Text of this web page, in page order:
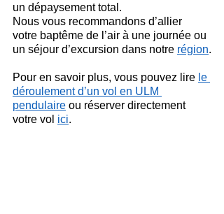
un dépaysement total.
Nous vous recommandons d’allier
votre baptême de l’air à une journée ou
un séjour d’excursion dans notre région.
Pour en savoir plus, vous pouvez lire le
déroulement d’un vol en ULM
pendulaire ou réserver directement
votre vol ici.